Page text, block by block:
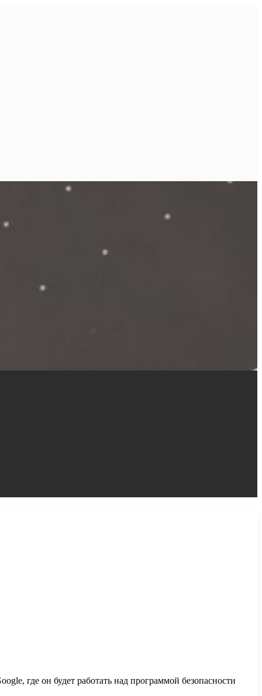
где он будет работать над программой безопасности